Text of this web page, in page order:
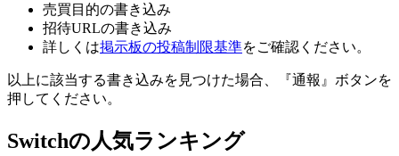
売買目的の書き込み
招待URLの書き込み
詳しくは掲示板の投稿制限基準をご確認ください。
以上に該当する書き込みを見つけた場合、
『通報』ボタンを
押してください。
Switchの人気ランキング